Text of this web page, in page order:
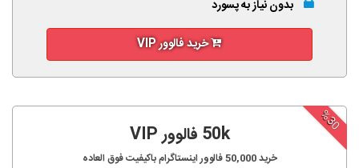
بدون نیاز به پسورد
خرید فالوور VIP
%30
50k فالوور VIP
خرید50,000فالوور اینستاگرام باکیفیت فوق العاده